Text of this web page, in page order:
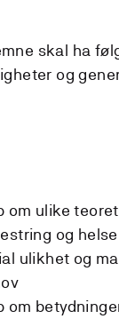
skal ha
og
om ulike
og
ulikhet og